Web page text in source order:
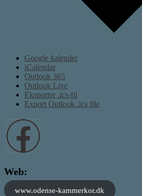
Google kalender
iCalendar
Outlook 365
Outlook Live
Eksporter .ics-fil
Export Outlook .ics file
Web:
www.odense-kammerkor.dk